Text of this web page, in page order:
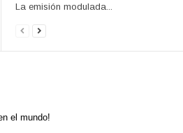
La emisión modulada...
el mundo!